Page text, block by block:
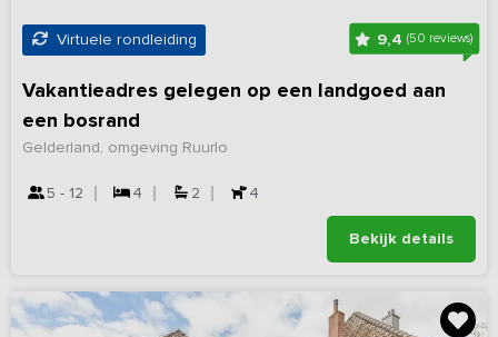
Virtuele rondleiding 9,4 (50 reviews)
Vakantieadres gelegen op een landgoed aan
een bosrand
Gelderland, omgeving Ruurlo
5 - 12 4 2 4
Bekijk details